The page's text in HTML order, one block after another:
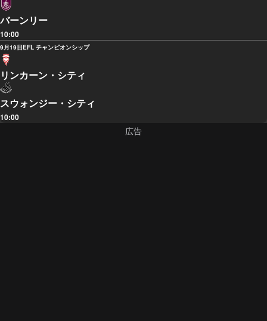
バーンリー
10:00
9月19日EFL チャンピオンシップ
リンカーン・シティ
スウォンジー・シティ
10:00